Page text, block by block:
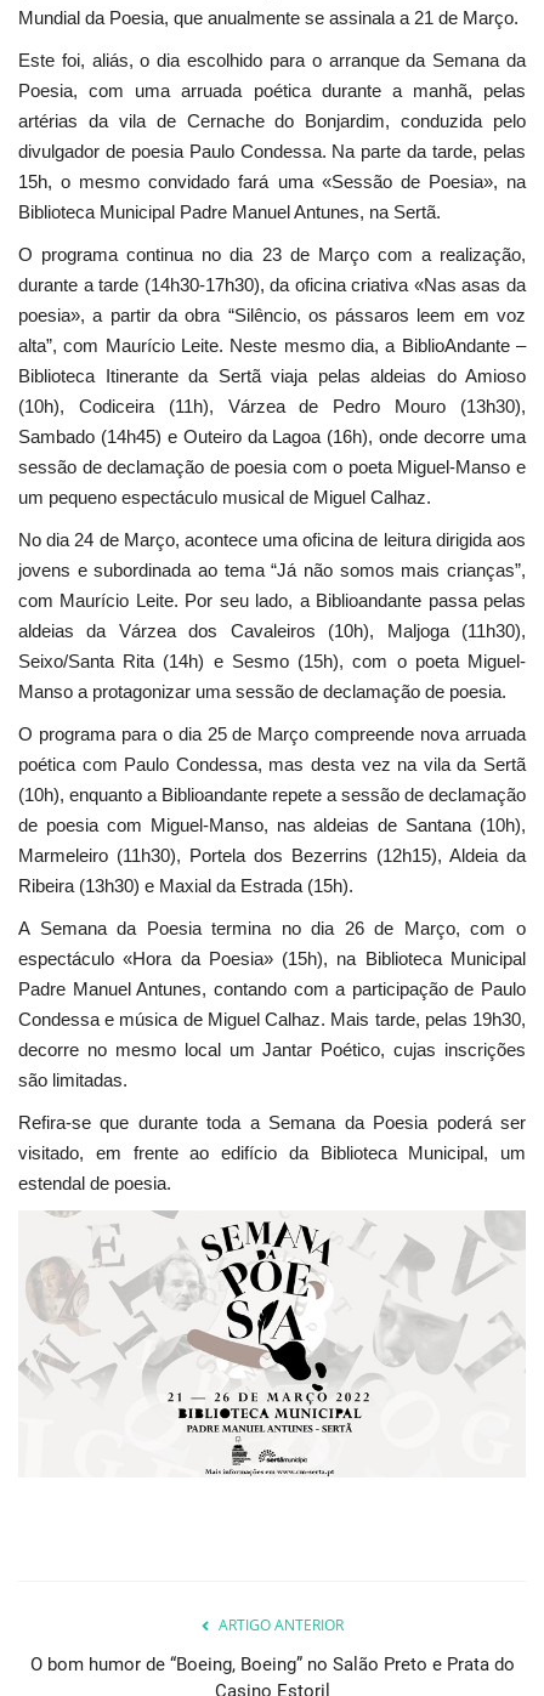
Mundial da Poesia, que anualmente se assinala a 21 de Março.
Este foi, aliás, o dia escolhido para o arranque da Semana da
Poesia, com uma arruada poética durante a manhã, pelas
artérias da vila de Cernache do Bonjardim, conduzida pelo
divulgador de poesia Paulo Condessa. Na parte da tarde, pelas
15h, o mesmo convidado fará uma «Sessão de Poesia», na
Biblioteca Municipal Padre Manuel Antunes, na Sertã.
O programa continua no dia 23 de Março com a realização,
durante a tarde (14h30-17h30), da oficina criativa «Nas asas da
poesia», a partir da obra “Silêncio, os pássaros leem em voz
alta”, com Maurício Leite. Neste mesmo dia, a BiblioAndante –
Biblioteca Itinerante da Sertã viaja pelas aldeias do Amioso
(10h), Codiceira (11h), Várzea de Pedro Mouro (13h30),
Sambado (14h45) e Outeiro da Lagoa (16h), onde decorre uma
sessão de declamação de poesia com o poeta Miguel-Manso e
um pequeno espectáculo musical de Miguel Calhaz.
No dia 24 de Março, acontece uma oficina de leitura dirigida aos
jovens e subordinada ao tema “Já não somos mais crianças”,
com Maurício Leite. Por seu lado, a Biblioandante passa pelas
aldeias da Várzea dos Cavaleiros (10h), Maljoga (11h30),
Seixo/Santa Rita (14h) e Sesmo (15h), com o poeta Miguel-
Manso a protagonizar uma sessão de declamação de poesia.
O programa para o dia 25 de Março compreende nova arruada
poética com Paulo Condessa, mas desta vez na vila da Sertã
(10h), enquanto a Biblioandante repete a sessão de declamação
de poesia com Miguel-Manso, nas aldeias de Santana (10h),
Marmeleiro (11h30), Portela dos Bezerrins (12h15), Aldeia da
Ribeira (13h30) e Maxial da Estrada (15h).
A Semana da Poesia termina no dia 26 de Março, com o
espectáculo «Hora da Poesia» (15h), na Biblioteca Municipal
Padre Manuel Antunes, contando com a participação de Paulo
Condessa e música de Miguel Calhaz. Mais tarde, pelas 19h30,
decorre no mesmo local um Jantar Poético, cujas inscrições
são limitadas.
Refira-se que durante toda a Semana da Poesia poderá ser
visitado, em frente ao edifício da Biblioteca Municipal, um
estendal de poesia.
ARTIGO ANTERIOR
O bom humor de “Boeing, Boeing” no Salão Preto e Prata do
Casino Estoril